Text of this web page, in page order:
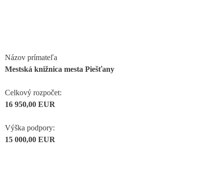
Názov prímateľa
Mestská knižnica mesta Piešťany
Celkový rozpočet:
16 950,00 EUR
Výška podpory:
15 000,00 EUR